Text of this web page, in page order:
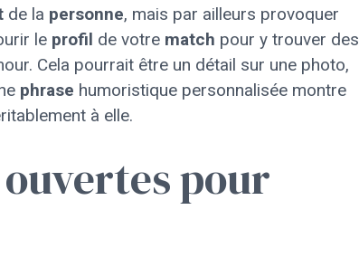
de la personne, mais par ailleurs provoquer
le profil de votre match pour y trouver des
Cela pourrait être un détail sur une photo,
phrase humoristique personnalisée montre
à elle.
pour